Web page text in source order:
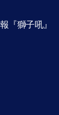
『獅子吼』